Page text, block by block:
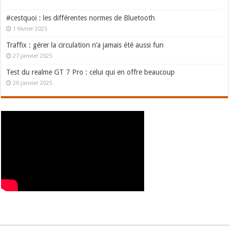
#cestquoi : les différentes normes de Bluetooth
1 février 2025
Traffix : gérer la circulation n’a jamais été aussi fun
27 janvier 2025
Test du realme GT 7 Pro : celui qui en offre beaucoup
20 janvier 2025